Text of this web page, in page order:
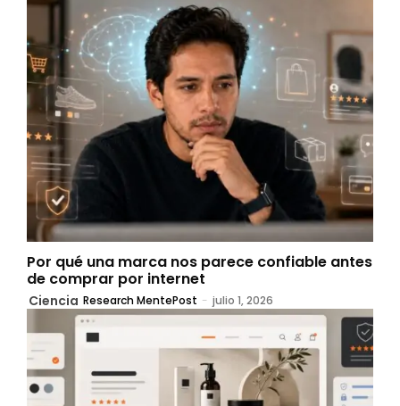
Por qué una marca nos parece confiable antes
de comprar por internet
Ciencia Research MentePost - julio 1, 2026